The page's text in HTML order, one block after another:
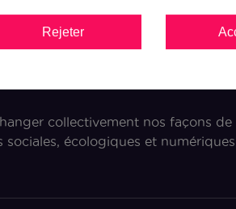
collectivement nos façons
écologiques et
Rejeter